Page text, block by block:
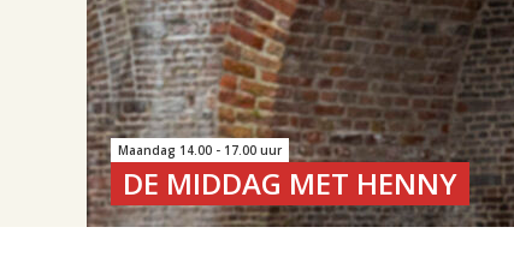
Maandag 14.00 - 17.00 uur
DE MIDDAG MET HENNY